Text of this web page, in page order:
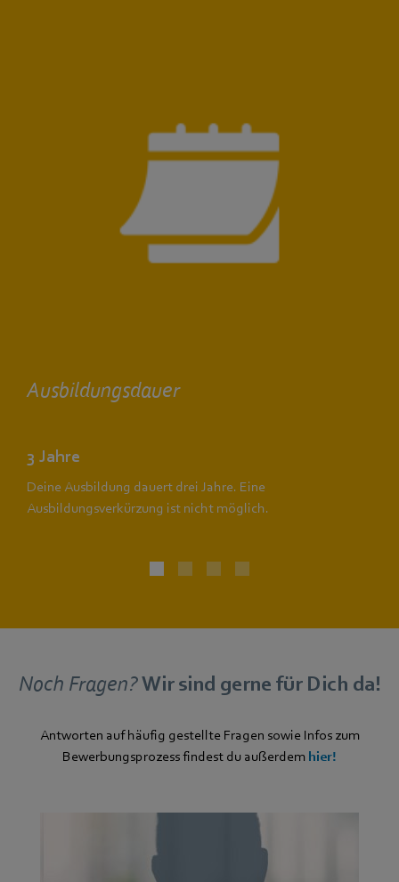
Ausbildungsdauer
3 Jahre
Deine Ausbildung dauert drei Jahre. Eine
Ausbildungsverkürzung ist nicht möglich.
Noch Fragen?Wir sind gerne für Dich da!
Antworten auf häufig gestellte Fragen sowie Infos zum
Bewerbungsprozess findest du außerdem hier!